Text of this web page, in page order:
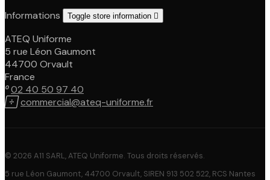
Informations
Toggle store information 
ATEQ Uniforme
5 rue Léon Gaumont
44700 Orvault
France
02 40 50 97 40
commercial@ateq-uniforme.fr
© 2026 A11 SARL, ATEQ Uniforme. Tous droits réservés.
5 rue Léon Gaumont, 44700 Orvault, SIREN 913 502 522, RCS Nantes